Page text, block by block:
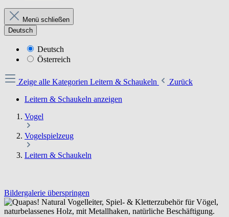
Menü schließen
Deutsch
Deutsch
Österreich
Zeige alle Kategorien Leitern & Schaukeln
Zurück
Leitern & Schaukeln anzeigen
Vogel
Vogelspielzeug
Leitern & Schaukeln
Bildergalerie überspringen